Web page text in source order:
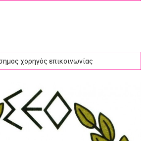
χορηγός επικοινωνίας